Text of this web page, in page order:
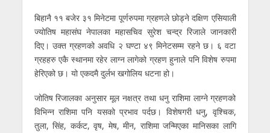
बिहानै ११ बजेर ३१ मिनेटमा पूर्णरुपमा ग्रहणले छोड्ने दक्षिण एसियाली
ज्योतिष महासंघ नेपालका महासचिव सुरेश चन्द्र रिजाले जानकारी
दिए। उक्त ग्रहणको अवधि २ घण्टा ४९ मिनेटसम्म रहने छ। ६ वटा
ग्रहहरु एकै स्थानमा रहेर लाग्न लागेको ग्रहण हुनाले पनि विशेष रुपमा
हेरिएको छ। यो एकदमै दुर्लभ खगोलिय धटना हो।
जोतिष रिजालका अनुसार मूल नक्षत्र तथा धनु राशिमा लाग्ने ग्रहणको
विभिन्न राशिमा पनि यसको प्रभाव पर्दछ। विशेषगरी धनु, वृश्चिक,
तुला, सिंह, कर्कट, वृष, मेष, मीन, राशिमा जन्मिएका मानिसका लागि